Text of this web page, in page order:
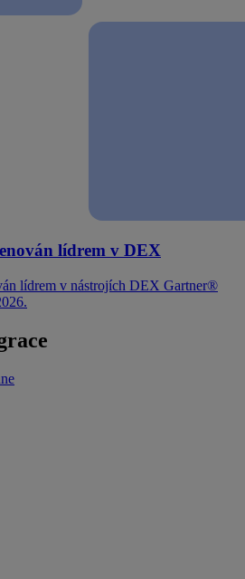
lídrem v DEX
lídrem v nástrojích DEX Gartner®